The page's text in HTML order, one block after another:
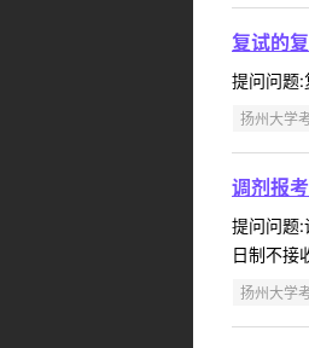
复试的
提问问题
扬州大学
调剂报
提问问题
日制不接
扬州大学